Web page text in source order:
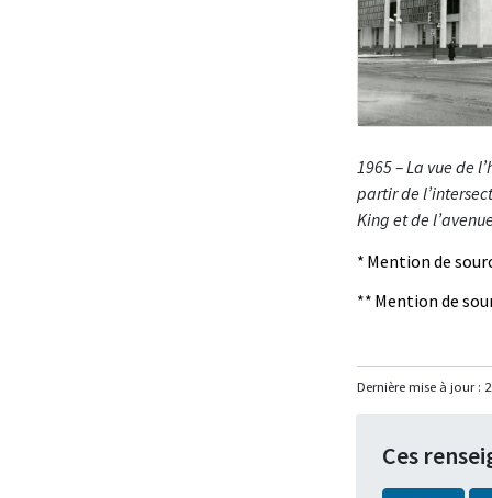
1965 – La vue de
partir de
King et de
* Mention de
** Mention de
Dernière mise à jour :
Ces